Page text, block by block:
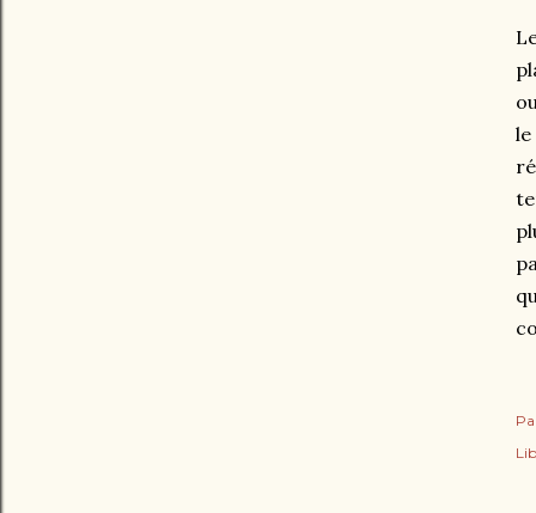
le